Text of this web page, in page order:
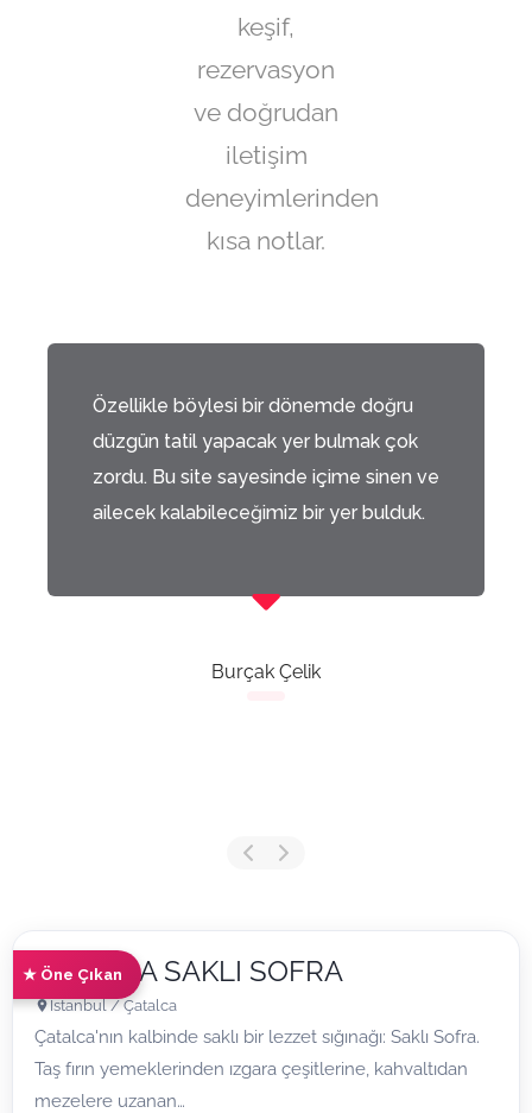
keşif,
rezervasyon
ve doğrudan
iletişim
deneyimlerinden
kısa notlar.
Özellikle böylesi bir dönemde doğru
düzgün tatil yapacak yer bulmak çok
zordu. Bu site sayesinde içime sinen ve
ailecek kalabileceğimiz bir yer bulduk.
Burçak Çelik
★ Öne Çıkan
ÇATALCA SAKLI SOFRA
İstanbul / Çatalca
Çatalca'nın kalbinde saklı bir lezzet sığınağı: Saklı Sofra.
Taş fırın yemeklerinden ızgara çeşitlerine, kahvaltıdan
mezelere uzanan…